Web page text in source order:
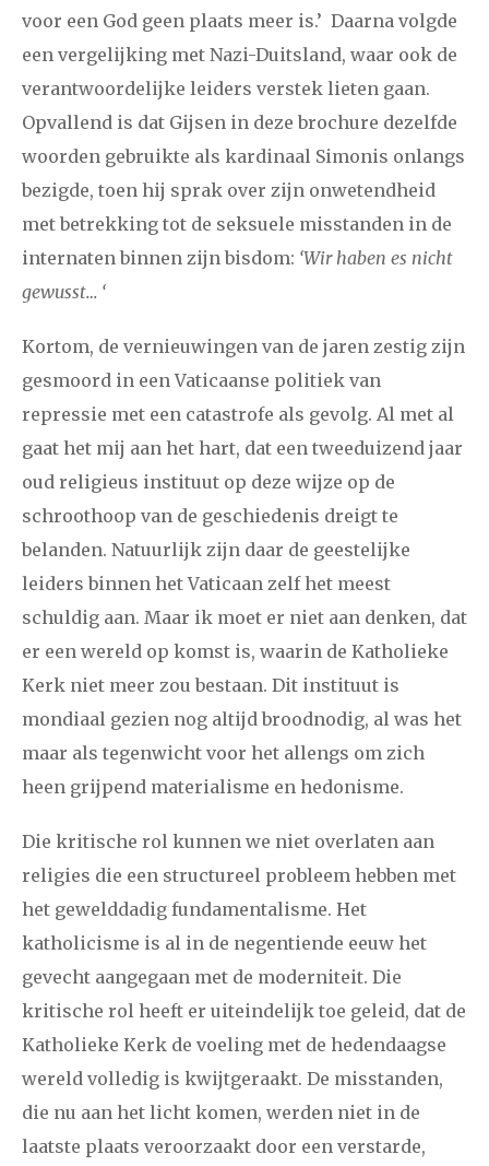
voor een God geen plaats meer is.’ Daarna volgde
een vergelijking met Nazi-Duitsland, waar ook de
verantwoordelijke leiders verstek lieten gaan.
Opvallend is dat Gijsen in deze brochure dezelfde
woorden gebruikte als kardinaal Simonis onlangs
bezigde, toen hij sprak over zijn onwetendheid
met betrekking tot de seksuele misstanden in de
internaten binnen zijn bisdom: ‘Wir haben es nicht
gewusst… ‘
Kortom, de vernieuwingen van de jaren zestig zijn
gesmoord in een Vaticaanse politiek van
repressie met een catastrofe als gevolg. Al met al
gaat het mij aan het hart, dat een tweeduizend jaar
oud religieus instituut op deze wijze op de
schroothoop van de geschiedenis dreigt te
belanden. Natuurlijk zijn daar de geestelijke
leiders binnen het Vaticaan zelf het meest
schuldig aan. Maar ik moet er niet aan denken, dat
er een wereld op komst is, waarin de Katholieke
Kerk niet meer zou bestaan. Dit instituut is
mondiaal gezien nog altijd broodnodig, al was het
maar als tegenwicht voor het allengs om zich
heen grijpend materialisme en hedonisme.
Die kritische rol kunnen we niet overlaten aan
religies die een structureel probleem hebben met
het gewelddadig fundamentalisme. Het
katholicisme is al in de negentiende eeuw het
gevecht aangegaan met de moderniteit. Die
kritische rol heeft er uiteindelijk toe geleid, dat de
Katholieke Kerk de voeling met de hedendaagse
wereld volledig is kwijtgeraakt. De misstanden,
die nu aan het licht komen, werden niet in de
laatste plaats veroorzaakt door een verstarde,